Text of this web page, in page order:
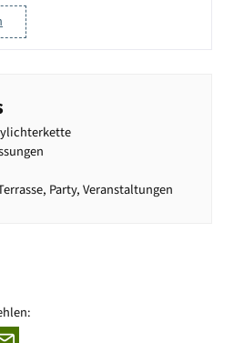
Party, Veranstaltungen